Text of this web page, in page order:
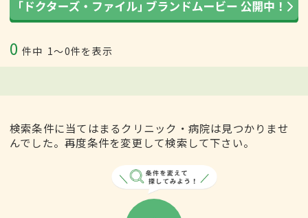
0 件中 1〜0件を表示
検索条件に当てはまるクリニック・病院は見つかりませ
んでした。再度条件を変更して検索して下さい。